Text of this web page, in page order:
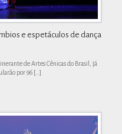
e espetáculos de dança
de Artes Cênicas do Brasil, já
por 96 […]